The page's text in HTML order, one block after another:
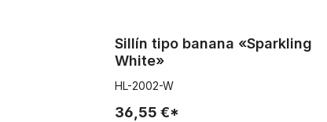
Sillín tipo banana «Sparkling
White»
HL-2002-W
36,55 €*